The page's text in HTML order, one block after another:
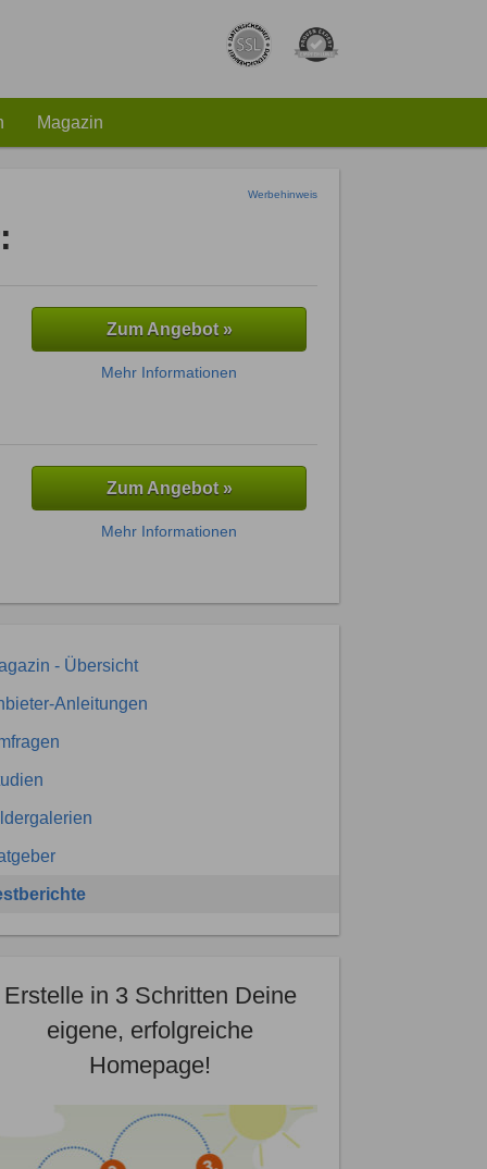
Magazin
Werbehinweis
Zum Angebot »
Mehr Informationen
Zum Angebot »
Mehr Informationen
- Übersicht
Anleitungen
Erstelle in 3 Schritten Deine
eigene, erfolgreiche
Homepage!